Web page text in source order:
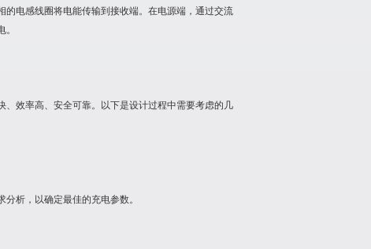
电感线圈将电能传输到接收端。在电源端，通过交流
效率高、安全可靠。以下是设计过程中需要考虑的几
析，以确定最佳的充电参数。